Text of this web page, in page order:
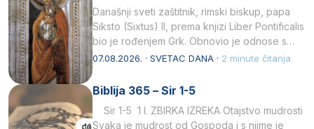
Današnji sveti zaštitnik, rimski biskup, papa
Siksto (Sixtus) II, prema knjizi Liber Pontificalis
bio je rođenjem Grk. Obnovio je odnose s
afričkim…
07.08.2026. · SVETAC DANA · 2 minute čitanja
Biblija 365 – Sir 1-5
Sir 1-5 1 I. ZBIRKA IZREKA Otajstvo mudrosti
Svaka je mudrost od Gospoda i s njime je